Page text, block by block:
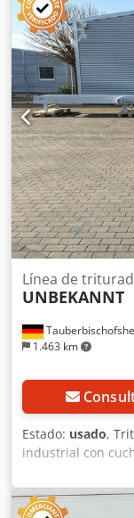
1.463 km
Línea de
UNBEKANNT
Estado: usado,
industrial con
de diversos
fibra de vidrio o
pretratamiento